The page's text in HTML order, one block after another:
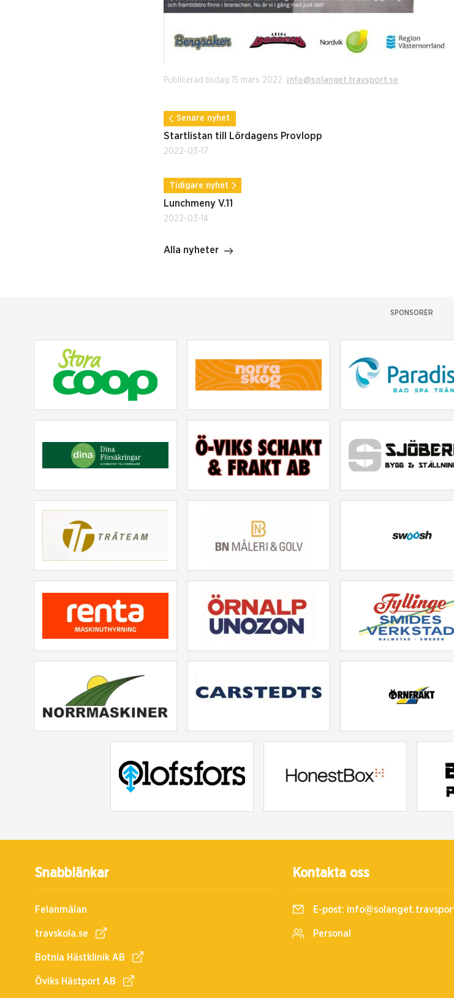
Publicerad tisdag 15 mars 2022. info@solanget.travsport.se
Senare nyhet
Startlistan till Lördagens Provlopp
2022-03-17
Tidigare nyhet
Lunchmeny V.11
2022-03-14
Alla nyheter
SPONSORER
Snabblänkar
Felanmälan
travskola.se
Botnia Hästklinik AB
Öviks Hästport AB
Kontakta oss
E-post:
Personal